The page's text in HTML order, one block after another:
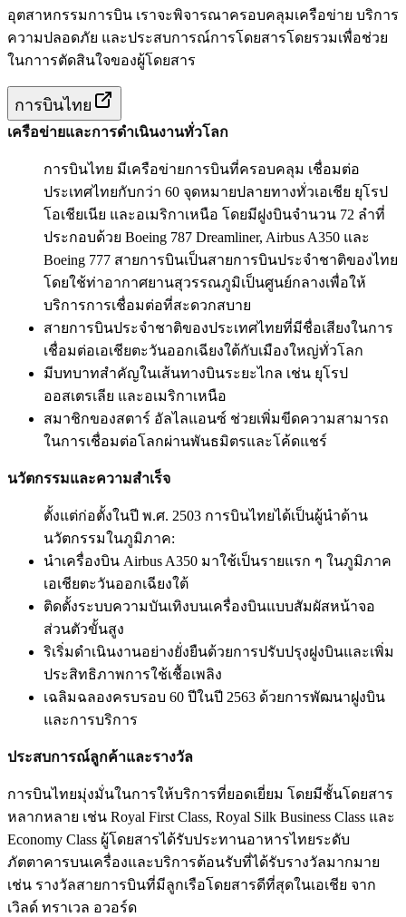
อุตสาหกรรมการบิน เราจะพิจารณาครอบคลุมเครือข่าย บริการ
ความปลอดภัย และประสบการณ์การโดยสารโดยรวมเพื่อช่วย
ในกาารตัดสินใจของผู้โดยสาร
การบินไทย
เครือข่ายและการดำเนินงานทั่วโลก
การบินไทย มีเครือข่ายการบินที่ครอบคลุม เชื่อมต่อ
ประเทศไทยกับกว่า 60 จุดหมายปลายทางทั่วเอเชีย ยุโรป
โอเชียเนีย และอเมริกาเหนือ โดยมีฝูงบินจำนวน 72 ลำที่
ประกอบด้วย Boeing 787 Dreamliner, Airbus A350 และ
Boeing 777 สายการบินเป็นสายการบินประจำชาติของไทย
โดยใช้ท่าอากาศยานสุวรรณภูมิเป็นศูนย์กลางเพื่อให้
บริการการเชื่อมต่อที่สะดวกสบาย
สายการบินประจำชาติของประเทศไทยที่มีชื่อเสียงในการ
เชื่อมต่อเอเชียตะวันออกเฉียงใต้กับเมืองใหญ่ทั่วโลก
มีบทบาทสำคัญในเส้นทางบินระยะไกล เช่น ยุโรป
ออสเตรเลีย และอเมริกาเหนือ
สมาชิกของสตาร์ อัลไลแอนซ์ ช่วยเพิ่มขีดความสามารถ
ในการเชื่อมต่อโลกผ่านพันธมิตรและโค้ดแชร์
นวัตกรรมและความสำเร็จ
ตั้งแต่ก่อตั้งในปี พ.ศ. 2503 การบินไทยได้เป็นผู้นำด้าน
นวัตกรรมในภูมิภาค:
นำเครื่องบิน Airbus A350 มาใช้เป็นรายแรก ๆ ในภูมิภาค
เอเชียตะวันออกเฉียงใต้
ติดตั้งระบบความบันเทิงบนเครื่องบินแบบสัมผัสหน้าจอ
ส่วนตัวขั้นสูง
ริเริ่มดำเนินงานอย่างยั่งยืนด้วยการปรับปรุงฝูงบินและเพิ่ม
ประสิทธิภาพการใช้เชื้อเพลิง
เฉลิมฉลองครบรอบ 60 ปีในปี 2563 ด้วยการพัฒนาฝูงบิน
และการบริการ
ประสบการณ์ลูกค้าและรางวัล
การบินไทยมุ่งมั่นในการให้บริการที่ยอดเยี่ยม โดยมีชั้นโดยสาร
หลากหลาย เช่น Royal First Class, Royal Silk Business Class และ
Economy Class ผู้โดยสารได้รับประทานอาหารไทยระดับ
ภัตตาคารบนเครื่องและบริการต้อนรับที่ได้รับรางวัลมากมาย
เช่น รางวัลสายการบินที่มีลูกเรือโดยสารดีที่สุดในเอเชีย จาก
เวิลด์ ทราเวล อวอร์ด